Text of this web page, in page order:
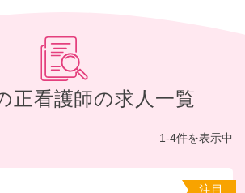
の正看護師の求人一覧
1-4件を表示中
注目